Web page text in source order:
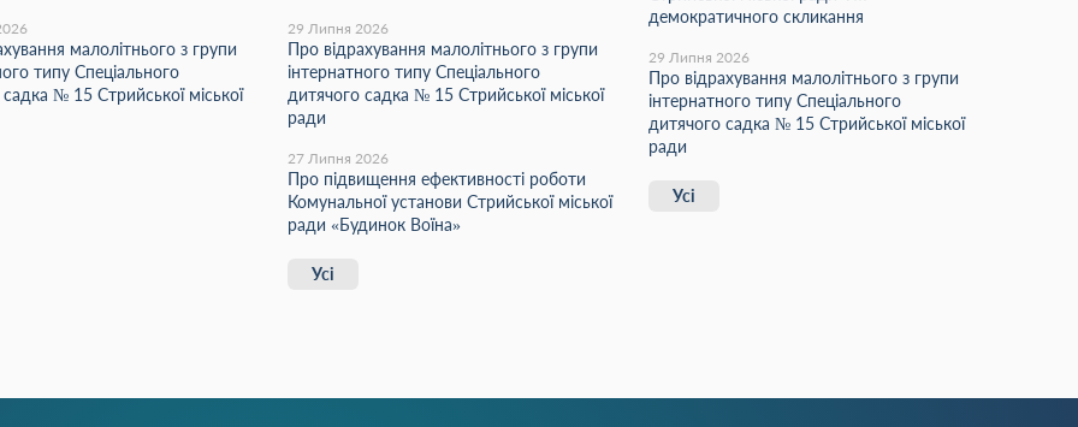
малолітнього з групи
типу Спеціального
№ 15 Стрийської міської
29 Липня 2026
Про відрахування малолітнього з групи
інтернатного типу Спеціального
дитячого садка № 15 Стрийської міської
ради
27 Липня 2026
Про підвищення ефективності роботи
Комунальної установи Стрийської міської
ради «Будинок Воїна»
Усі
демократичного скликання
29 Липня 2026
Про відрахування малолітнього з групи
інтернатного типу Спеціального
дитячого садка № 15 Стрийської міської
ради
Усі